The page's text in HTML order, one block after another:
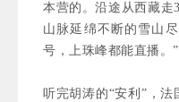
本营的。沿途从西藏走
山脉延绵不断的雪山
号，上珠峰都能直播。”
听完胡涛的“安利”，